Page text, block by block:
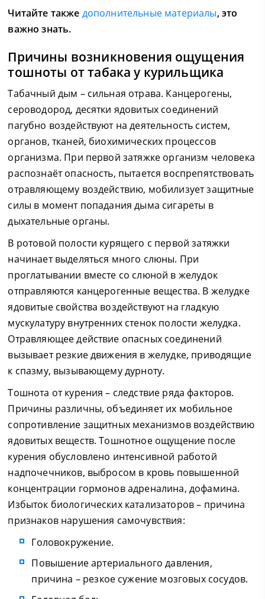
Читайте также дополнительные материалы, это
важно знать.
Причины возникновения ощущения
тошноты от табака у курильщика
Табачный дым – сильная отрава. Канцерогены,
сероводород, десятки ядовитых соединений
пагубно воздействуют на деятельность систем,
органов, тканей, биохимических процессов
организма. При первой затяжке организм человека
распознаёт опасность, пытается воспрепятствовать
отравляющему воздействию, мобилизует защитные
силы в момент попадания дыма сигареты в
дыхательные органы.
В ротовой полости курящего с первой затяжки
начинает выделяться много слюны. При
проглатывании вместе со слюной в желудок
отправляются канцерогенные вещества. В желудке
ядовитые свойства воздействуют на гладкую
мускулатуру внутренних стенок полости желудка.
Отравляющее действие опасных соединений
вызывает резкие движения в желудке, приводящие
к спазму, вызывающему дурноту.
Тошнота от курения – следствие ряда факторов.
Причины различны, объединяет их мобильное
сопротивление защитных механизмов воздействию
ядовитых веществ. Тошнотное ощущение после
курения обусловлено интенсивной работой
надпочечников, выбросом в кровь повышенной
концентрации гормонов адреналина, дофамина.
Избыток биологических катализаторов – причина
признаков нарушения самочувствия:
Головокружение.
Повышение артериального давления,
причина – резкое сужение мозговых сосудов.